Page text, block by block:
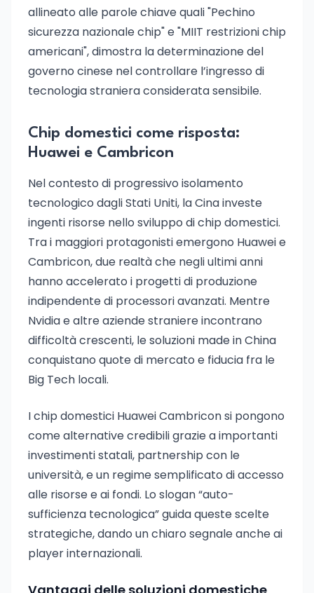
allineato alle parole chiave quali "Pechino
sicurezza nazionale chip" e "MIIT restrizioni chip
americani", dimostra la determinazione del
governo cinese nel controllare l’ingresso di
tecnologia straniera considerata sensibile.
Chip domestici come risposta:
Huawei e Cambricon
Nel contesto di progressivo isolamento
tecnologico dagli Stati Uniti, la Cina investe
ingenti risorse nello sviluppo di chip domestici.
Tra i maggiori protagonisti emergono Huawei e
Cambricon, due realtà che negli ultimi anni
hanno accelerato i progetti di produzione
indipendente di processori avanzati. Mentre
Nvidia e altre aziende straniere incontrano
difficoltà crescenti, le soluzioni made in China
conquistano quote di mercato e fiducia fra le
Big Tech locali.
I chip domestici Huawei Cambricon si pongono
come alternative credibili grazie a importanti
investimenti statali, partnership con le
università, e un regime semplificato di accesso
alle risorse e ai fondi. Lo slogan “auto-
sufficienza tecnologica” guida queste scelte
strategiche, dando un chiaro segnale anche ai
player internazionali.